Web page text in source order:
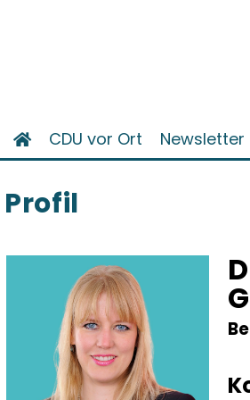
CDU vor Ort Newsletter
Profil